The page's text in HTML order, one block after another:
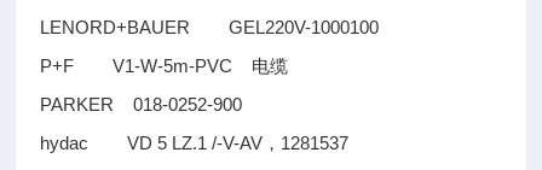
LENORD+BAUER GEL220V-1000100
P+F V1-W-5m-PVC 电缆
PARKER 018-0252-900
hydac VD 5 LZ.1 /-V-AV ， 1281537